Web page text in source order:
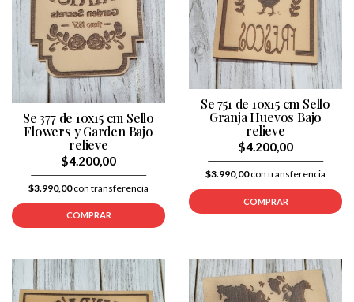
Se 377 de 10x15 cm Sello
Flowers y Garden Bajo
relieve
$4.200,00
$3.990,00con transferencia
COMPRAR
Se 751 de 10x15 cm Sello
Granja Huevos Bajo
relieve
$4.200,00
$3.990,00con transferencia
COMPRAR